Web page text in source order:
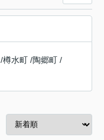
/樽水町 /陶郷町 /